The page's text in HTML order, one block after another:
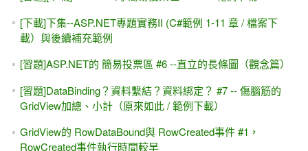
「博客來」瘋了.... 2012/11/9截止，快來搶便宜
AdRotator，廣告輪播 #2 -- 以「後置程式碼（Code
Behind）」與「資料庫」來作設定
[習題].FindControl()方法 與 PlaceHolder控制項 #1（動態加入
「子控制項」，因Page_Load而發生的錯誤）
[天瓏書局]ASP.NET + HTML5 入門 必備書目（75折，團購優
惠價）